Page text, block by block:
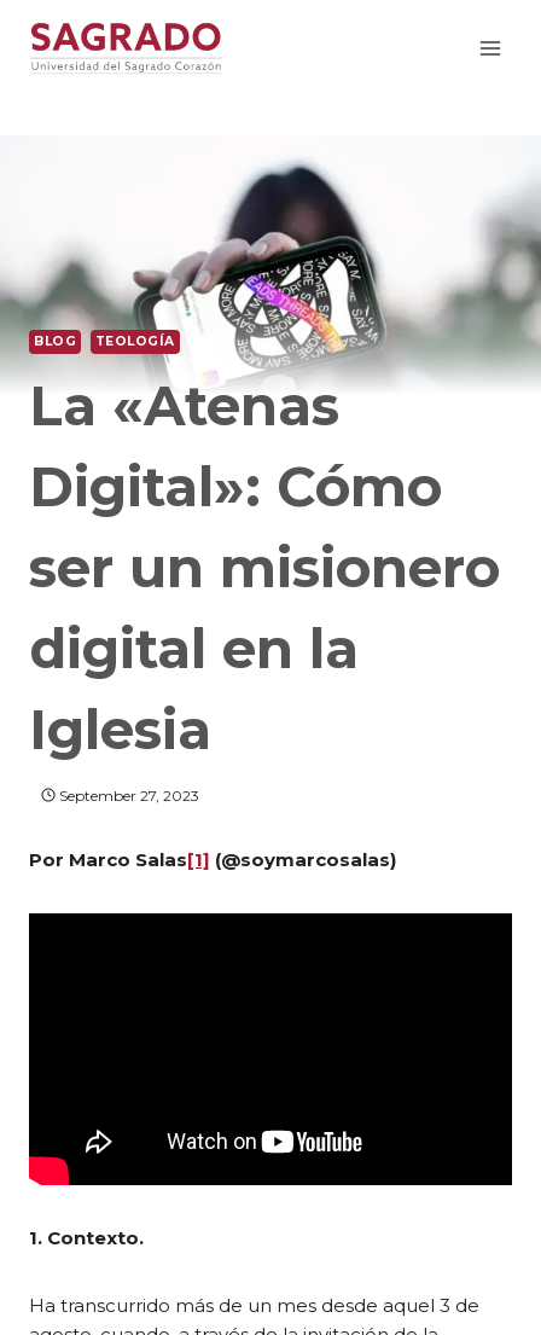
BLOG TEOLOGÍA
La «Atenas
Digital»: Cómo
ser un misionero
digital en la
Iglesia
September 27, 2023
Por Marco Salas[1] (@soymarcosalas)
1. Contexto.
Ha transcurrido más de un mes desde aquel 3 de